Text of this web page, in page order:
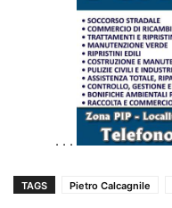
. . .
TAGS Pietro Calcagnile